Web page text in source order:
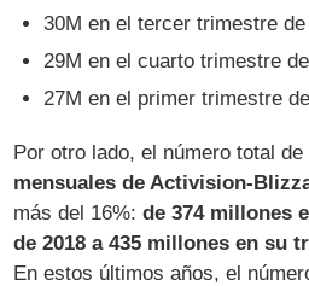
30M en el tercer trimestre de
29M en el cuarto trimestre
27M en el primer trimestre
Por otro lado, el número total de
mensuales de Activision-
más del 16%:de 374 millones
de 2018 a 435 millones en su
En estos últimos años, el